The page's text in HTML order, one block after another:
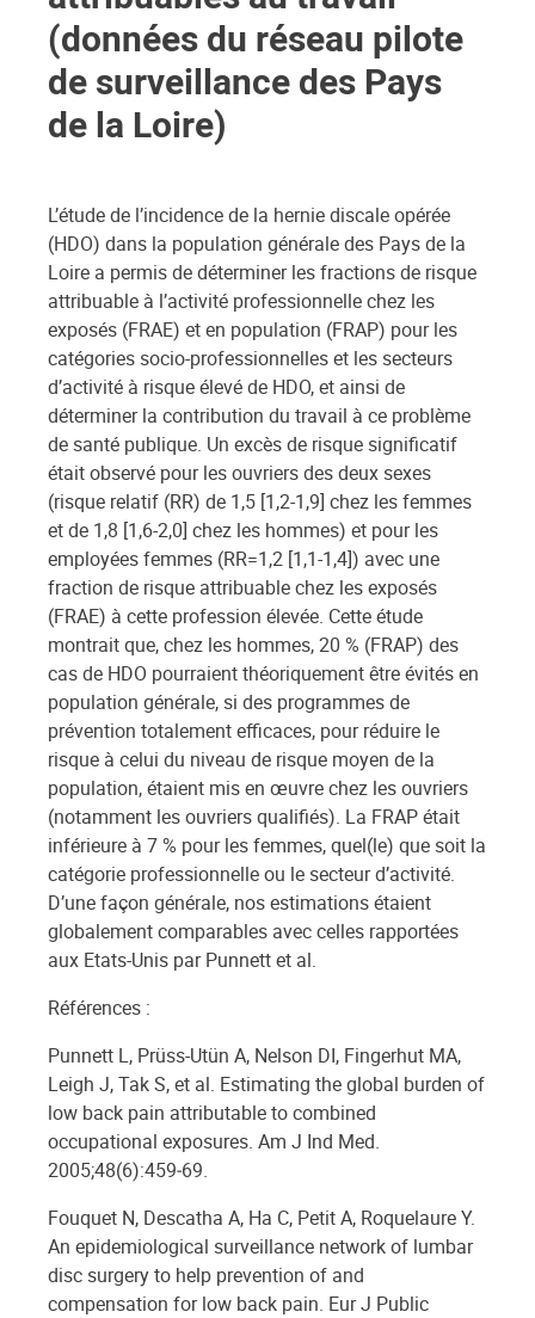
(données du réseau pilote
de surveillance des Pays
de la Loire)
L’étude de l’incidence de la hernie discale opérée
(HDO) dans la population générale des Pays de la
Loire a permis de déterminer les fractions de risque
attribuable à l’activité professionnelle chez les
exposés (FRAE) et en population (FRAP) pour les
catégories socio-professionnelles et les secteurs
d’activité à risque élevé de HDO, et ainsi de
déterminer la contribution du travail à ce problème
de santé publique. Un excès de risque significatif
était observé pour les ouvriers des deux sexes
(risque relatif (RR) de 1,5 [1,2-1,9] chez les femmes
et de 1,8 [1,6-2,0] chez les hommes) et pour les
employées femmes (RR=1,2 [1,1-1,4]) avec une
fraction de risque attribuable chez les exposés
(FRAE) à cette profession élevée. Cette étude
montrait que, chez les hommes, 20 % (FRAP) des
cas de HDO pourraient théoriquement être évités en
population générale, si des programmes de
prévention totalement efficaces, pour réduire le
risque à celui du niveau de risque moyen de la
population, étaient mis en œuvre chez les ouvriers
(notamment les ouvriers qualifiés). La FRAP était
inférieure à 7 % pour les femmes, quel(le) que soit la
catégorie professionnelle ou le secteur d’activité.
D’une façon générale, nos estimations étaient
globalement comparables avec celles rapportées
aux Etats-Unis par Punnett et al.
Références :
Punnett L, Prüss-Utün A, Nelson DI, Fingerhut MA,
Leigh J, Tak S, et al. Estimating the global burden of
low back pain attributable to combined
occupational exposures. Am J Ind Med.
2005;48(6):459‑69.
Fouquet N, Descatha A, Ha C, Petit A, Roquelaure Y.
An epidemiological surveillance network of lumbar
disc surgery to help prevention of and
compensation for low back pain. Eur J Public